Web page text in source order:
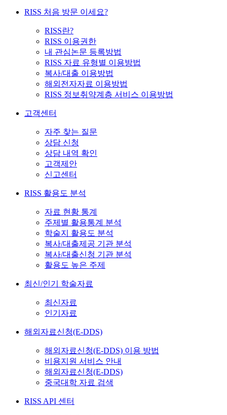
RISS 처음 방문 이세요?
RISS란?
RISS 이용권한
내 관심논문 등록방법
RISS 자료 유형별 이용방법
복사/대출 이용방법
해외전자자료 이용방법
RISS 정보취약계층 서비스 이용방법
고객센터
자주 찾는 질문
상담 신청
상담 내역 확인
고객제안
신고센터
RISS 활용도 분석
자료 현황 통계
주제별 활용통계 분석
학술지 활용도 분석
복사/대출제공 기관 분석
복사/대출신청 기관 분석
활용도 높은 주제
최신/인기 학술자료
최신자료
인기자료
해외자료신청(E-DDS)
해외자료신청(E-DDS) 이용 방법
비용지원 서비스 안내
해외자료신청(E-DDS)
중국대학 자료 검색
RISS API 센터